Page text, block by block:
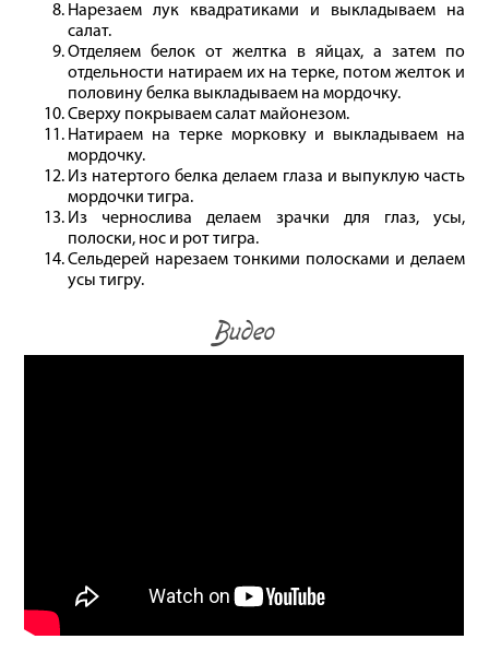
Нарезаем лук квадратиками и выкладываем на
салат.
Отделяем белок от желтка в яйцах, а затем по
отдельности натираем их на терке, потом желток и
половину белка выкладываем на мордочку.
Сверху покрываем салат майонезом.
Натираем на терке морковку и выкладываем на
мордочку.
Из натертого белка делаем глаза и выпуклую часть
мордочки тигра.
Из чернослива делаем зрачки для глаз, усы,
полоски, нос и рот тигра.
Сельдерей нарезаем тонкими полосками и делаем
усы тигру.
Видео